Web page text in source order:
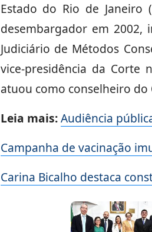
Estado do Rio de Janeiro
desembargador em 2002,
Judiciário de Métodos
vice-presidência da Corte
atuou como conselheiro do
Leia mais:Audiência
Campanha de vacinação
Carina Bicalho destaca